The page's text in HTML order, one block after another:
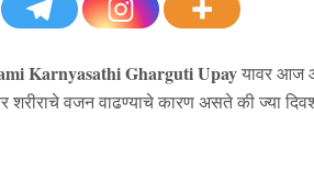
Karnyasathi Gharguti Upayयावर आज
शरीराचे वजन वाढण्याचे कारण असते की ज्या